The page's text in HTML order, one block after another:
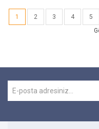
1 2 3 4 5